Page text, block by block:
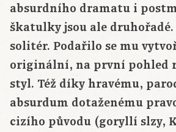
absurdního dramatu i
škatulky jsou ale
solitér. Podařilo se mu
originální, na první pohled
styl. Též díky hravému,
absurdum dotaženému
cizího původu (goryllí slzy,